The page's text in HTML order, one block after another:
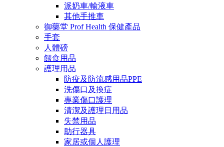
派奶車/輸液車
其他手推車
御藥堂 Prof Health 保健產品
手套
人體磅
餵食用品
護理用品
防疫及防流感用品PPE
洗傷口及換症
專業傷口護理
清潔及護理日用品
失禁用品
助行器具
家居或個人護理